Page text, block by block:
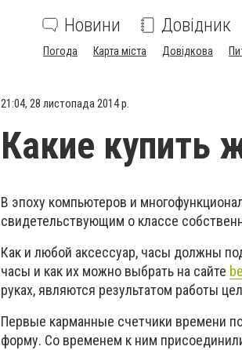
Новини Довідник
Погода Карта міста Довідкова
21:04, 28 листопада 2014 р.
Какие купить
В эпоху компьютеров и
свидетельствующим о классе
Как и любой аксессуар, часы должны
часы и как их можно выбрать на сайте
руках, являются результатом работы
Первые карманные счетчики времени
форму. Со временем к ним